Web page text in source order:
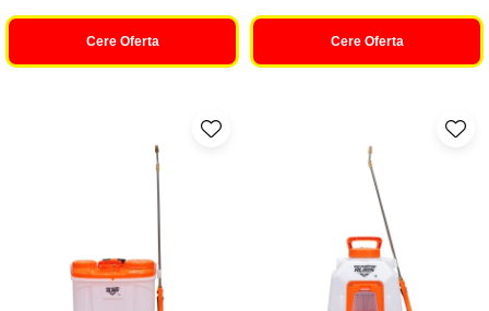
Cere Oferta Cere Oferta